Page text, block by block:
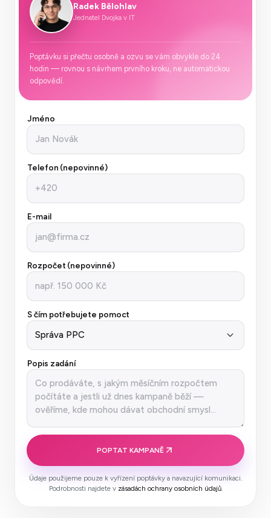
Radek Bělohlav
Jednatel Dvojka v IT
Poptávku si přečtu osobně a ozvu se vám obvykle do 24
hodin — rovnou s návrhem prvního kroku, ne automatickou
odpovědí.
Nevyplňujte toto pole
Jméno
Telefon (nepovinné)
E-mail
Rozpočet (nepovinné)
S čím potřebujete pomoct
Popis zadání
POPTAT KAMPANĚ
Údaje použijeme pouze k vyřízení poptávky a navazující komunikaci.
Podrobnosti najdete v zásadách ochrany osobních údajů.